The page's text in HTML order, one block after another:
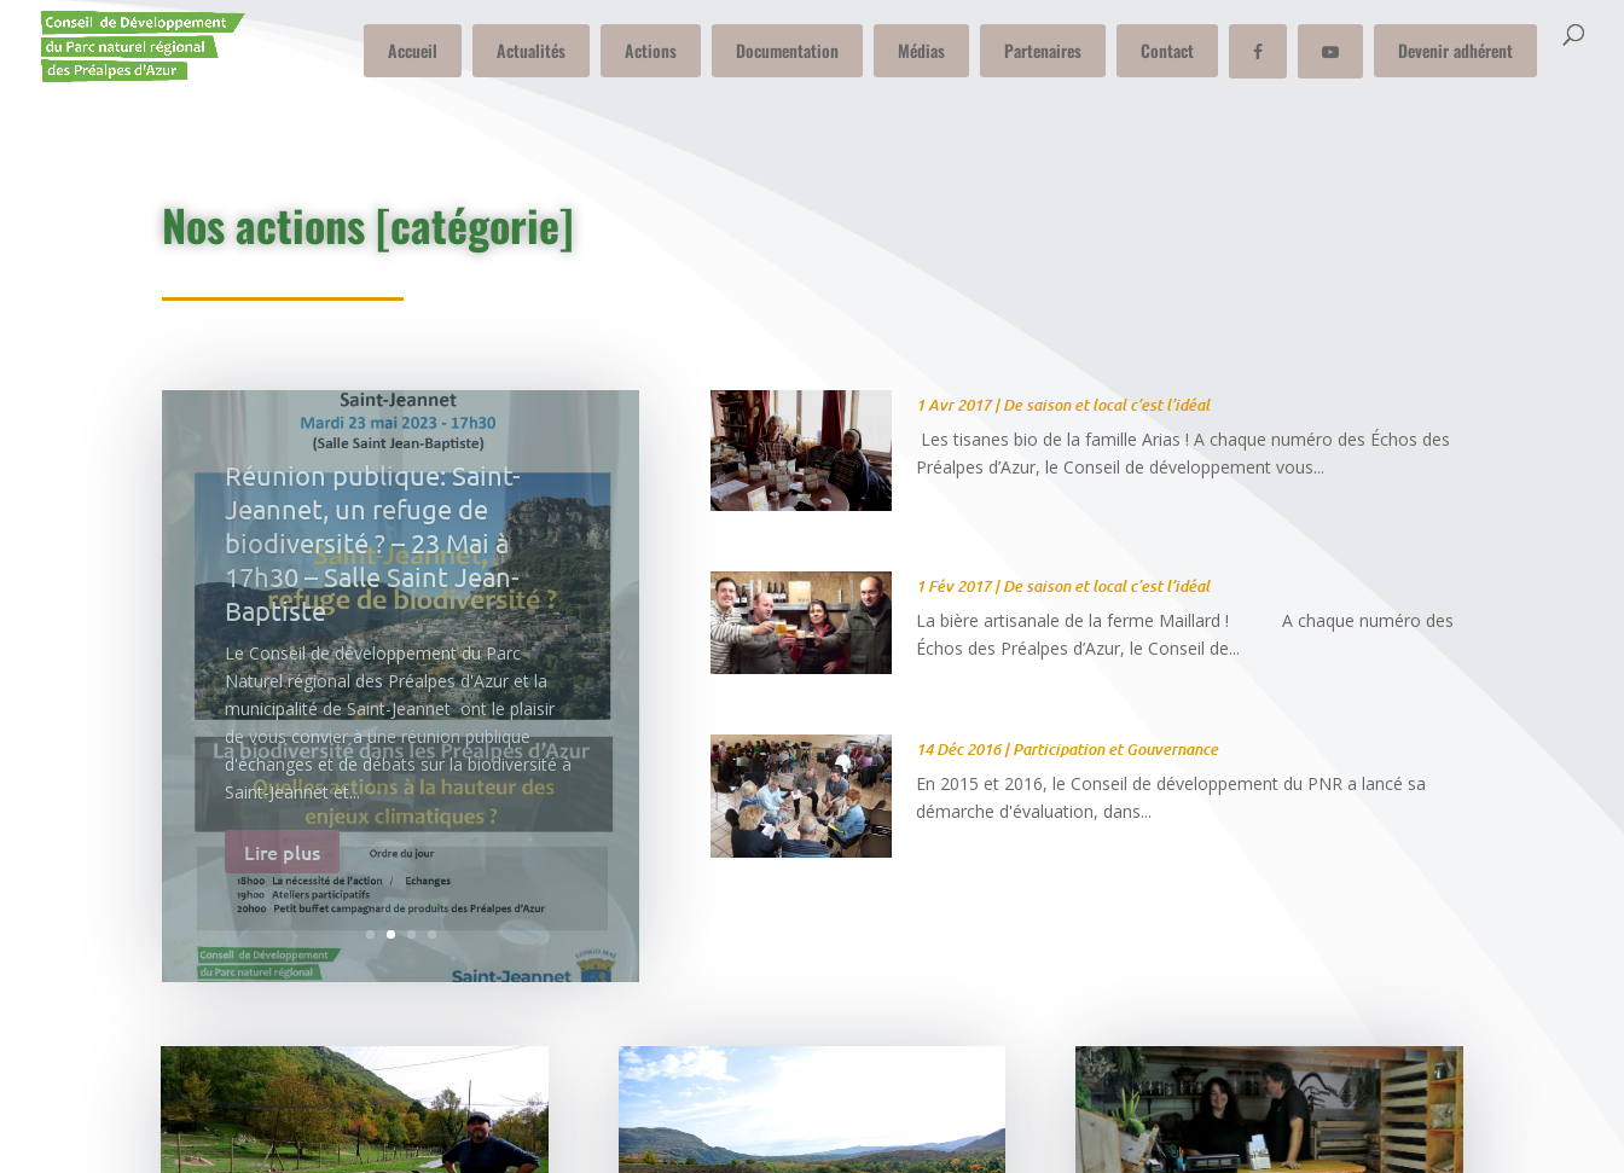
Accueil Actualités Actions Documentation Médias Partenaires Contact Devenir adhérent
Nos actions [catégorie]
De saison et local c’est
l’idéal… avec la famille Arias
– Mois d’avril
Les tisanes bio de la famille Arias ! A chaque
numéro des Échos des Préalpes d’Azur, le
Conseil de développement vous propose de
découvrir un produit local et de saison, à
travers l’œil avisé de l’un des producteurs ou
l’une des productrices du Parc naturel
régional....
Lire plus
1 Avr 2017|De saison et local c’est l’idéal
Les tisanes bio de la famille Arias ! A chaque numéro des Échos des
Préalpes d’Azur, le Conseil de développement vous...
1 Fév 2017|De saison et local c’est l’idéal
La bière artisanale de la ferme Maillard ! A chaque numéro des
Échos des Préalpes d’Azur, le Conseil de...
14 Déc 2016|Participation et Gouvernance
En 2015 et 2016, le Conseil de développement du PNR a lancé sa
démarche d'évaluation, dans...